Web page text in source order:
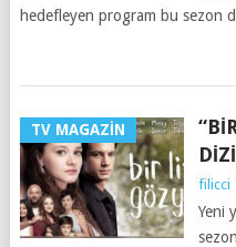
hedefleyen program bu sezon
TV MAGAZIN
filicci
Yeni